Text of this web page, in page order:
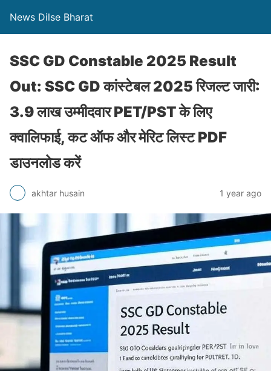
News Dilse Bharat
SSC GD Constable 2025 Result
Out: SSC GD कांस्टेबल 2025 रिजल्ट जारी:
3.9 लाख उम्मीदवार PET/PST के लिए
क्वालिफाई, कट ऑफ और मेरिट लिस्ट PDF
डाउनलोड करें
akhtar husain 1 year ago